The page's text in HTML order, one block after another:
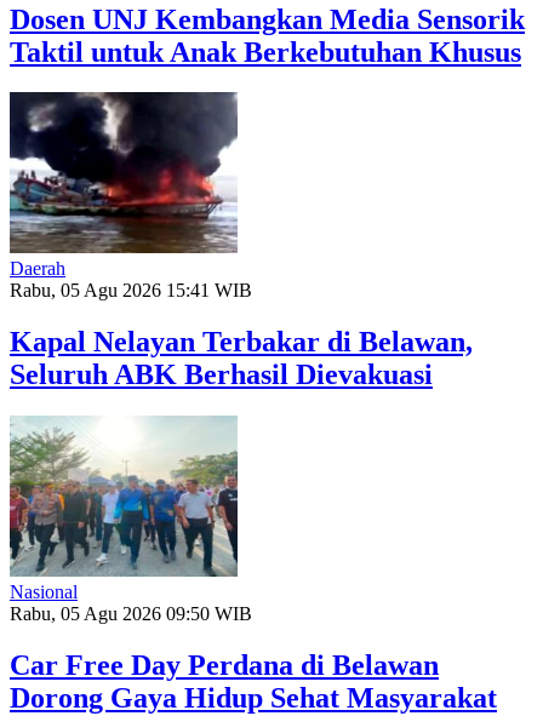
Dosen UNJ Kembangkan Media Sensorik
Taktil untuk Anak Berkebutuhan Khusus
Daerah
Rabu, 05 Agu 2026 15:41 WIB
Kapal Nelayan Terbakar di Belawan,
Seluruh ABK Berhasil Dievakuasi
Nasional
Rabu, 05 Agu 2026 09:50 WIB
Car Free Day Perdana di Belawan
Dorong Gaya Hidup Sehat Masyarakat